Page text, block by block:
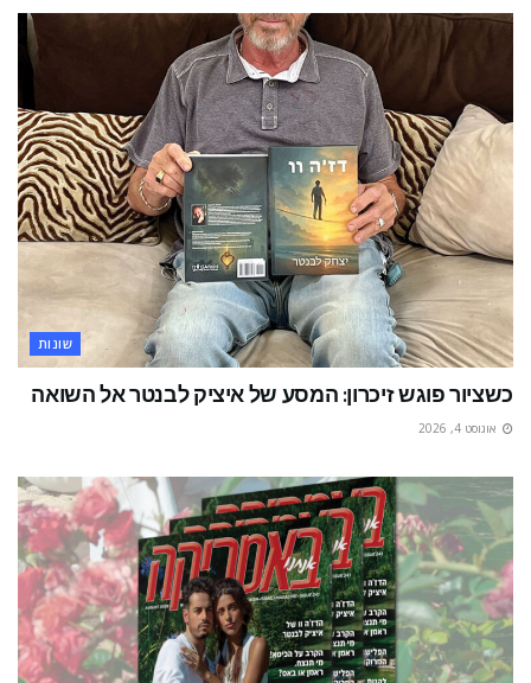
שונות
כשציור פוגש זיכרון: המסע של איציק לבנטר אל השואה
אוגוסט 4, 2026